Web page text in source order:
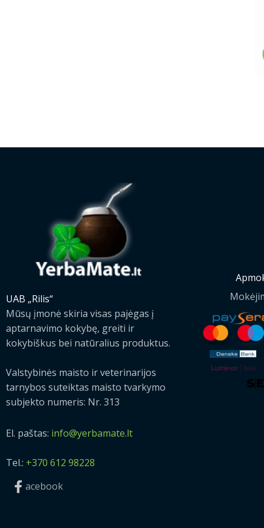
UAB „Rilis“
Mūsų įmonė skiria visas pajėgas į
aptarnavimo kokybę, greiti ir
kokybiškus bei natūralius produktus.
Valstybinės maisto ir veterinarijos
tarnybos suteiktas maisto tvarkymo
subjekto numeris: Nr. 313
El. paštas: info@yerbamate.lt
Tel.: +370 612 98228
acebook